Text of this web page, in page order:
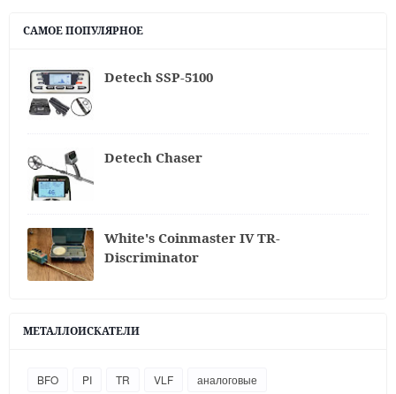
САМОЕ ПОПУЛЯРНОЕ
Detech SSP-5100
Detech Chaser
White's Coinmaster IV TR-
Discriminator
МЕТАЛЛОИСКАТЕЛИ
BFO PI TR VLF
аналоговые